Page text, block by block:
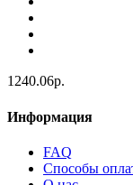
1240.06р.
Информация
FAQ
Способы